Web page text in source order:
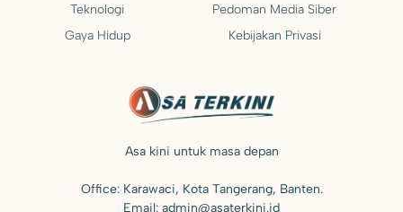
Teknologi
Gaya Hidup
Pedoman Media Siber
Kebijakan Privasi
Asa kini untuk masa depan
Office: Karawaci, Kota Tangerang, Banten.
Email: admin@asaterkini.id